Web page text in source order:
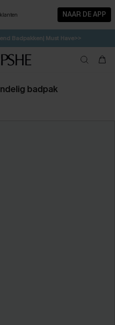
NAAR DE APP
| Tot 50% korting>>
Badpakken| Must Have>>
tot 15% korting>>
SW15 9H:42M:44S
badpak